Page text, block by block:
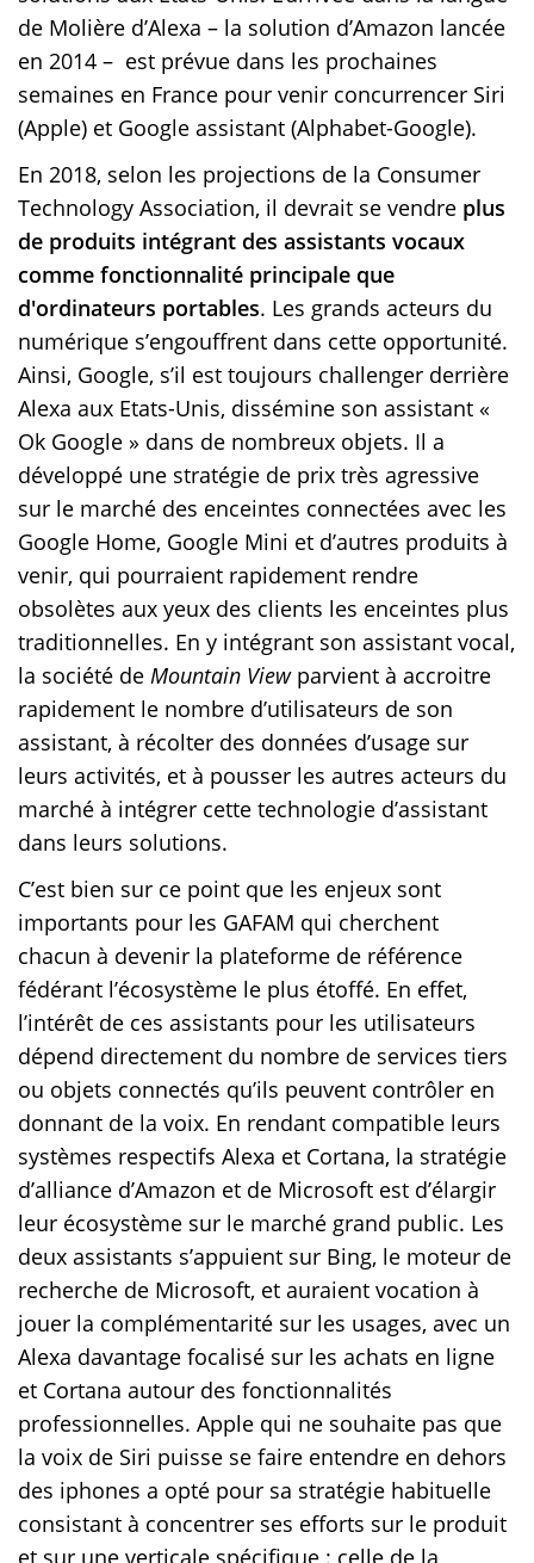
de Molière d’Alexa – la solution d’Amazon lancée
en 2014 – est prévue dans les prochaines
semaines en France pour venir concurrencer Siri
(Apple) et Google assistant (Alphabet-Google).
En 2018, selon les projections de la Consumer
Technology Association, il devrait se vendre plus
de produits intégrant des assistants vocaux
comme fonctionnalité principale que
d'ordinateurs portables. Les grands acteurs du
numérique s’engouffrent dans cette opportunité.
Ainsi, Google, s’il est toujours challenger derrière
Alexa aux Etats-Unis, dissémine son assistant «
Ok Google » dans de nombreux objets. Il a
développé une stratégie de prix très agressive
sur le marché des enceintes connectées avec les
Google Home, Google Mini et d’autres produits à
venir, qui pourraient rapidement rendre
obsolètes aux yeux des clients les enceintes plus
traditionnelles. En y intégrant son assistant vocal,
la société de Mountain View parvient à accroitre
rapidement le nombre d’utilisateurs de son
assistant, à récolter des données d’usage sur
leurs activités, et à pousser les autres acteurs du
marché à intégrer cette technologie d’assistant
dans leurs solutions.
C’est bien sur ce point que les enjeux sont
importants pour les GAFAM qui cherchent
chacun à devenir la plateforme de référence
fédérant l’écosystème le plus étoffé. En effet,
l’intérêt de ces assistants pour les utilisateurs
dépend directement du nombre de services tiers
ou objets connectés qu’ils peuvent contrôler en
donnant de la voix. En rendant compatible leurs
systèmes respectifs Alexa et Cortana, la stratégie
d’alliance d’Amazon et de Microsoft est d’élargir
leur écosystème sur le marché grand public. Les
deux assistants s’appuient sur Bing, le moteur de
recherche de Microsoft, et auraient vocation à
jouer la complémentarité sur les usages, avec un
Alexa davantage focalisé sur les achats en ligne
et Cortana autour des fonctionnalités
professionnelles. Apple qui ne souhaite pas que
la voix de Siri puisse se faire entendre en dehors
des iphones a opté pour sa stratégie habituelle
consistant à concentrer ses efforts sur le produit
et sur une verticale spécifique : celle de la